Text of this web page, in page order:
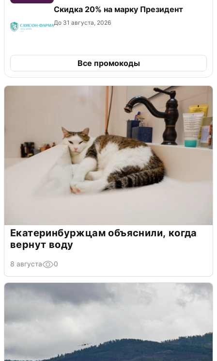
Скидка 20% на марку Президент
До 31 августа, 2026
Все промокоды
Екатеринбуржцам объяснили, когда
вернут воду
8 августа 0